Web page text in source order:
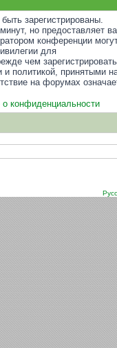
зарегистрированы.
но предоставляет
конференции
для
чем
и политикой, принятыми
на форумах
конфиденциальности